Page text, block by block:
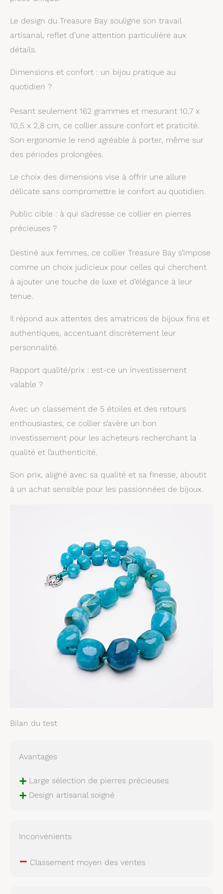
Noël, la fête des
mères, un cadeau
Le design du Treasure Bay souligne son travail
artisanal, reflet d’une attention particulière aux
détails.
Dimensions et confort : un bijou pratique au
quotidien ?
Pesant seulement 162 grammes et mesurant 10,7 x
10,5 x 2,8 cm, ce collier assure confort et praticité.
Son ergonomie le rend agréable à porter, même sur
des périodes prolongées.
Le choix des dimensions vise à offrir une allure
délicate sans compromettre le confort au quotidien.
Public cible : à qui s’adresse ce collier en pierres
précieuses ?
Destiné aux femmes, ce collier Treasure Bay s’impose
comme un choix judicieux pour celles qui cherchent
à ajouter une touche de luxe et d’élégance à leur
tenue.
Il répond aux attentes des amatrices de bijoux fins et
authentiques, accentuant discrètement leur
personnalité.
Rapport qualité/prix : est-ce un investissement
valable ?
Avec un classement de 5 étoiles et des retours
enthousiastes, ce collier s’avère un bon
investissement pour les acheteurs recherchant la
qualité et l’authenticité.
Son prix, aligné avec sa qualité et sa finesse, aboutit
à un achat sensible pour les passionnées de bijoux.
Bilan du test
Avantages
+Large sélection de pierres précieuses
+Design artisanal soigné
Inconvénients
– Classement moyen des ventes